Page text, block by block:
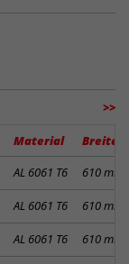
>>
Material
Breite
AL 6061 T6 610 mm
AL 6061 T6 610 mm
AL 6061 T6 610 mm